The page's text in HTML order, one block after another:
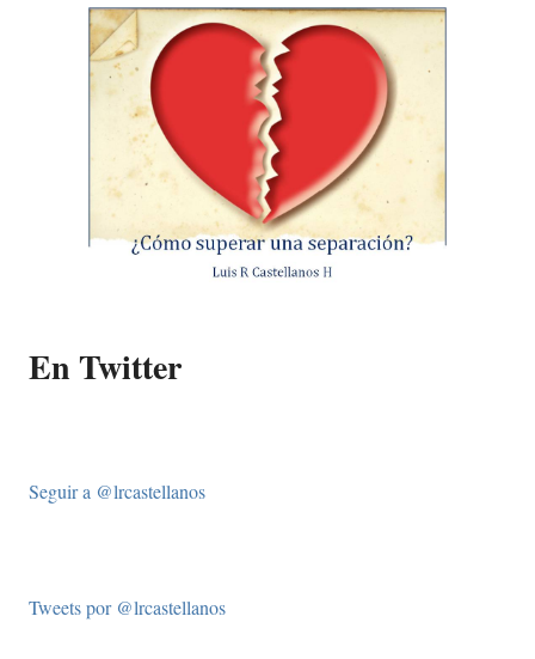
En Twitter
Seguir a @lrcastellanos
Tweets por @lrcastellanos